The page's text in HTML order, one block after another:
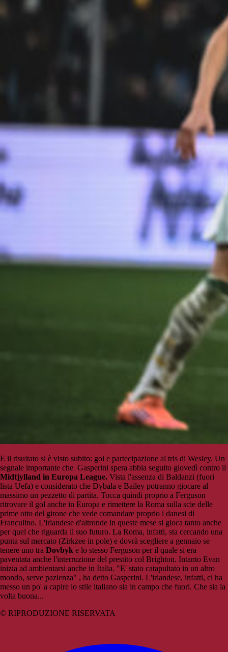
E il risultato si è visto subito: gol e partecipazione al tris di Wesley. Un
segnale importante che Gasperini spera abbia seguito giovedì contro il
Midtjylland in Europa League. Vista l'assenza di Baldanzi (fuori
lista Uefa) e considerato che Dybala e Bailey potranno giocare al
massimo un pezzetto di partita. Tocca quindi proprio a Ferguson
ritrovare il gol anche in Europa e rimettere la Roma sulla scie delle
prime otto del girone che vede comandare proprio i danesi di
Franculino. L'irlandese d'altronde in queste mese si gioca tanto anche
per quel che riguarda il suo futuro. La Roma, infatti, sta cercando una
punta sul mercato (Zirkzee in pole) e dovrà scegliere a gennaio se
tenere uno tra Dovbyk e lo stesso Ferguson per il quale si era
paventata anche l'interruzione del prestito col Brighton. Intanto Evan
inizia ad ambientarsi anche in Italia. "E' stato catapultato in un altro
mondo, serve pazienza" , ha detto Gasperini. L'irlandese, infatti, ci ha
messo un po' a capire lo stile italiano sia in campo che fuori. Che sia la
volta buona...
© RIPRODUZIONE RISERVATA